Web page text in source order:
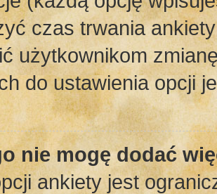
czas trwania
użytkownikom
do ustawienia opcji
nie mogę dodać
ankiety jest